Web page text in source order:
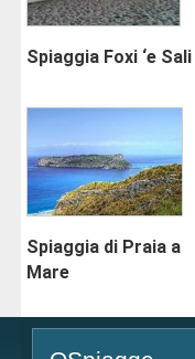
Spiaggia Foxi ‘e Sali
Spiaggia di Praia a
Mare